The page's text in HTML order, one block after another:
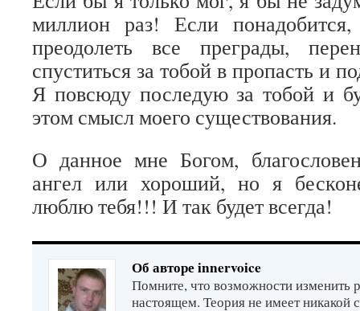
миллион раз! Если
преодолеть все преграды,
спуститься за тобой в пропасть и
Я повсюду последую за тобой и
этом смысл моего существования.
О данное мне Богом,
ангел или хороший, но я
люблю тебя!!! И так будет всегда!
Об авторе innervoice
Помните, что возможности изменить
настоящем. Теория не имеет никакой